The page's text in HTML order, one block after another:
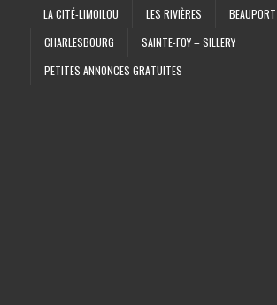
LA CITÉ-LIMOILOU LES RIVIÈRES
BEAUPORT
CHARLESBOURG
SAINTE-FOY – SILLERY
PETITES ANNONCES GRATUITES